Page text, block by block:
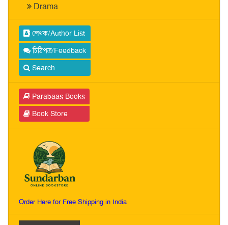
Drama
লেখক/Author List
চিঠিপত্র/Feedback
Search
Parabaas Books
Book Store
Order Here for Free Shipping in India